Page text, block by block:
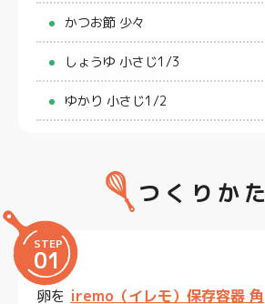
かつお節 少々
しょうゆ 小さじ1/3
ゆかり 小さじ1/2
つくりかた
STEP
01
卵を iremo（イレモ）保存容器 角